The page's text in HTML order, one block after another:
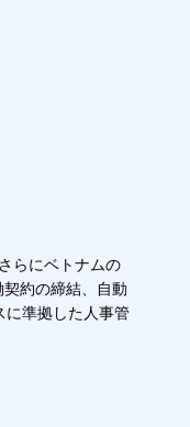
らにベトナムの
約の締結、自動
に準拠した人事管